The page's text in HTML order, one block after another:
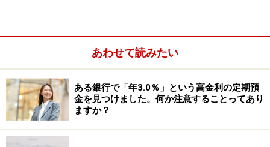
に、スナック菓子を食べたことのない人はいません。そ
して、ここから先が大事なのですが、「スナック菓子を
食べてお腹が膨れたはずなのに、もっと食べたくなっ
た」という経験をしませんでしたか。
ここが重要なポイントです。営利目的の食品産業は、
あわせて読みたい
ある銀行で「年3.0％」という高金利の定期預
金を見つけました。何か注意することってあり
ますか？